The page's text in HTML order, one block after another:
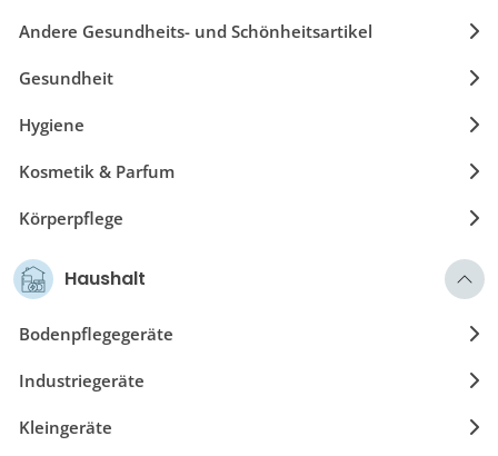
Andere Gesundheits- und Schönheitsartikel
Gesundheit
Hygiene
Kosmetik & Parfum
Körperpflege
Körperpflege Geräte & Zubehör
Haushalt
Bodenpflegegeräte
Industriegeräte
Kleingeräte